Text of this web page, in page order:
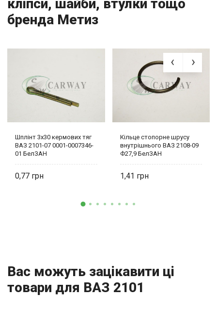
кліпси, шайби, втулки тощо
бренда Метиз
Шплінт 3х30 кермових тяг
ВАЗ 2101-07 0001-0007346-
01 БелЗАН
0,77
Кільце стопорне шрусу
внутрішнього ВАЗ 2108-09
Ф27,9 БелЗАН
1,41
Вас можуть зацікавити ці
товари для ВАЗ 2101